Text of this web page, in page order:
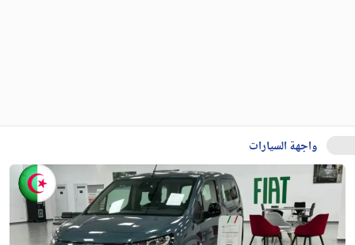
واجهة السيارات